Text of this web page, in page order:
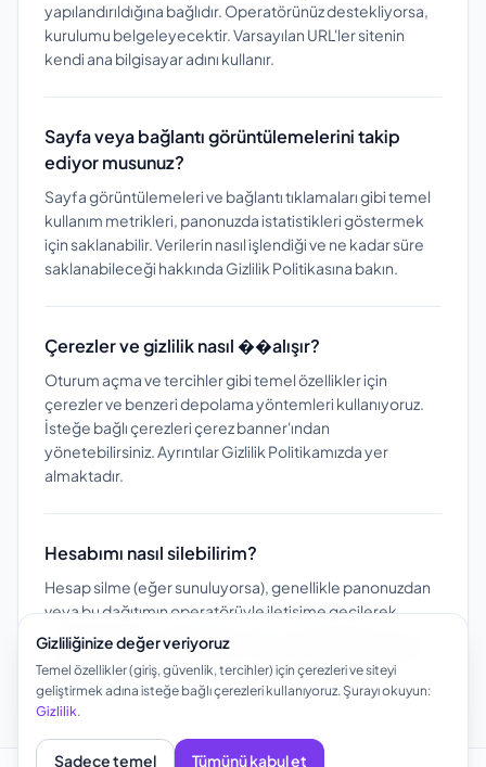
yapılandırıldığına bağlıdır. Operatörünüz destekliyorsa,
kurulumu belgeleyecektir. Varsayılan URL'ler sitenin
kendi ana bilgisayar adını kullanır.
Sayfa veya bağlantı görüntülemelerini takip
ediyor musunuz?
Sayfa görüntülemeleri ve bağlantı tıklamaları gibi temel
kullanım metrikleri, panonuzda istatistikleri göstermek
için saklanabilir. Verilerin nasıl işlendiği ve ne kadar süre
saklanabileceği hakkında Gizlilik Politikasına bakın.
Çerezler ve gizlilik nasıl ��alışır?
Oturum açma ve tercihler gibi temel özellikler için
çerezler ve benzeri depolama yöntemleri kullanıyoruz.
İsteğe bağlı çerezleri çerez banner'ından
yönetebilirsiniz. Ayrıntılar Gizlilik Politikamızda yer
almaktadır.
Hesabımı nasıl silebilirim?
Hesap silme (eğer sunuluyorsa), genellikle panonuzdan
veya bu dağıtımın operatörüyle iletişime geçilerek
yapılabilir. Silme işleminden sonra, herkese açık sayfanız
ve bağlantılarınız, operatörün saklama politikasına göre
çalışmayı durdurabilir.
Gizliliğinize değer veriyoruz
Temel özellikler (giriş, güvenlik, tercihler) için çerezleri ve siteyi
geliştirmek adına isteğe bağlı çerezleri kullanıyoruz. Şurayı okuyun:
Gizlilik.
Sadece temel Tümünü kabul et